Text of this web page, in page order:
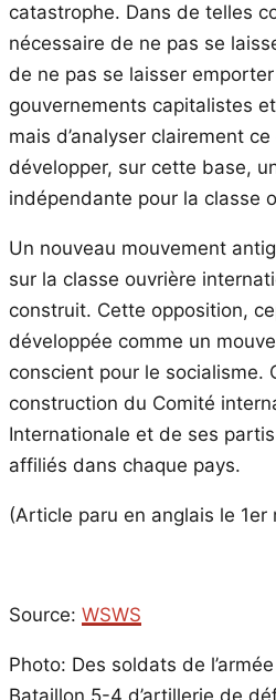
catastrophe. Dans de telles
nécessaire de ne pas se
de ne pas se laisser
gouvernements capitalistes
mais d’analyser clairement
développer, sur cette base,
indépendante pour la classe
Un nouveau mouvement
sur la classe ouvrière
construit. Cette opposition,
développée comme un
conscient pour le socialisme.
construction du Comité
Internationale et de ses
affiliés dans chaque pays.
(Article paru en anglais le 1er
Source: WSWS
Photo: Des soldats de